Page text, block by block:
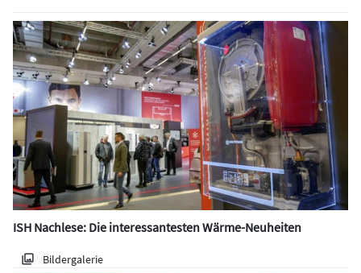
ISH Nachlese: Die interessantesten Wärme-Neuheiten
Bildergalerie